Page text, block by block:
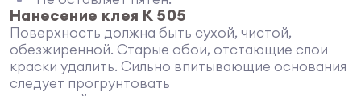
Нанесение клея К 505
Поверхность должна быть сухой, чистой,
обезжиренной. Старые обои, отстающие слои
краски удалить. Сильно впитывающие основания
следует прогрунтовать